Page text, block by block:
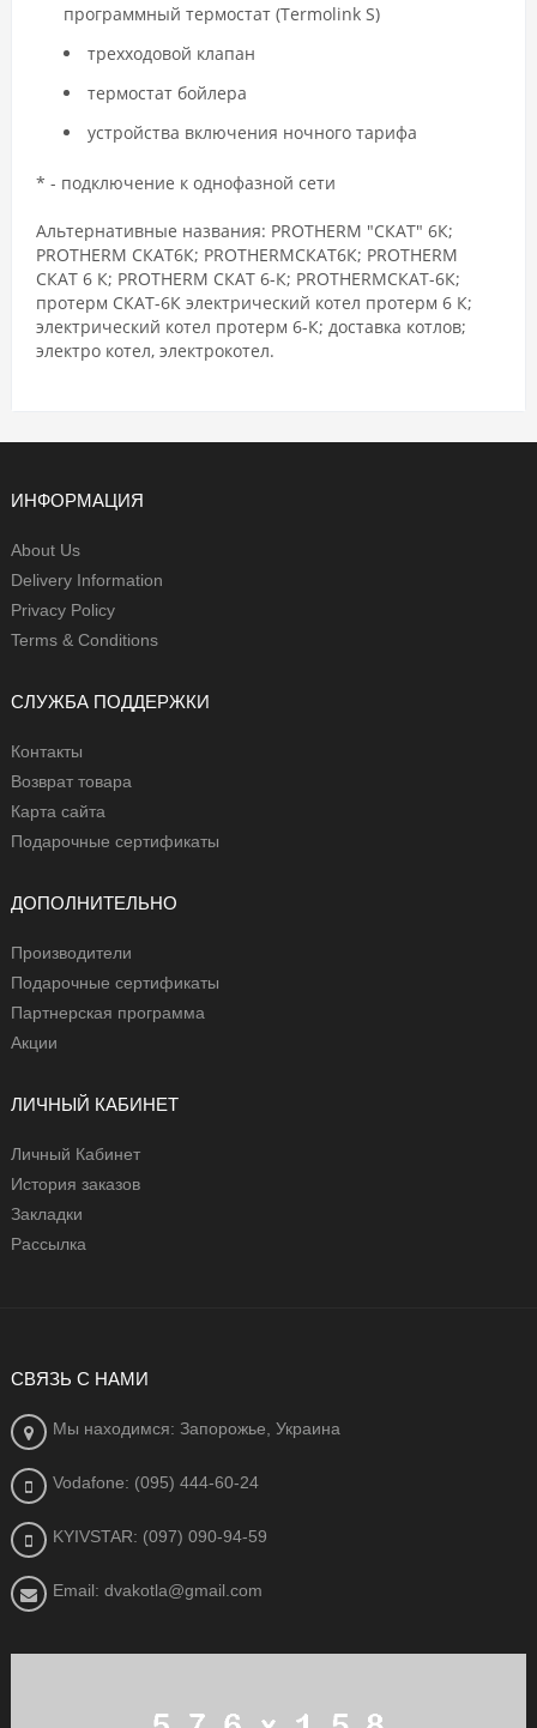
программный термостат (Termolink S)
трехходовой клапан
термостат бойлера
устройства включения ночного тарифа
* - подключение к однофазной сети
Альтернативные названия: PROTHERM "СКАТ" 6К;
PROTHERM СКАТ6К; PROTHERMСКАТ6К; PROTHERM
СКАТ 6 К; PROTHERM СКАТ 6-К; PROTHERMСКАТ-6К;
протерм СКАТ-6К электрический котел протерм 6 К;
электрический котел протерм 6-К; доставка котлов;
электро котел, электрокотел.
ИНФОРМАЦИЯ
About Us
Delivery Information
Privacy Policy
Terms & Conditions
СЛУЖБА ПОДДЕРЖКИ
Контакты
Возврат товара
Карта сайта
Подарочные сертификаты
ДОПОЛНИТЕЛЬНО
Производители
Подарочные сертификаты
Партнерская программа
Акции
ЛИЧНЫЙ КАБИНЕТ
Личный Кабинет
История заказов
Закладки
Рассылка
СВЯЗЬ С НАМИ
Мы находимся: Запорожье, Украина
Vodafone: (095) 444-60-24
KYIVSTAR: (097) 090-94-59
Email: dvakotla@gmail.com